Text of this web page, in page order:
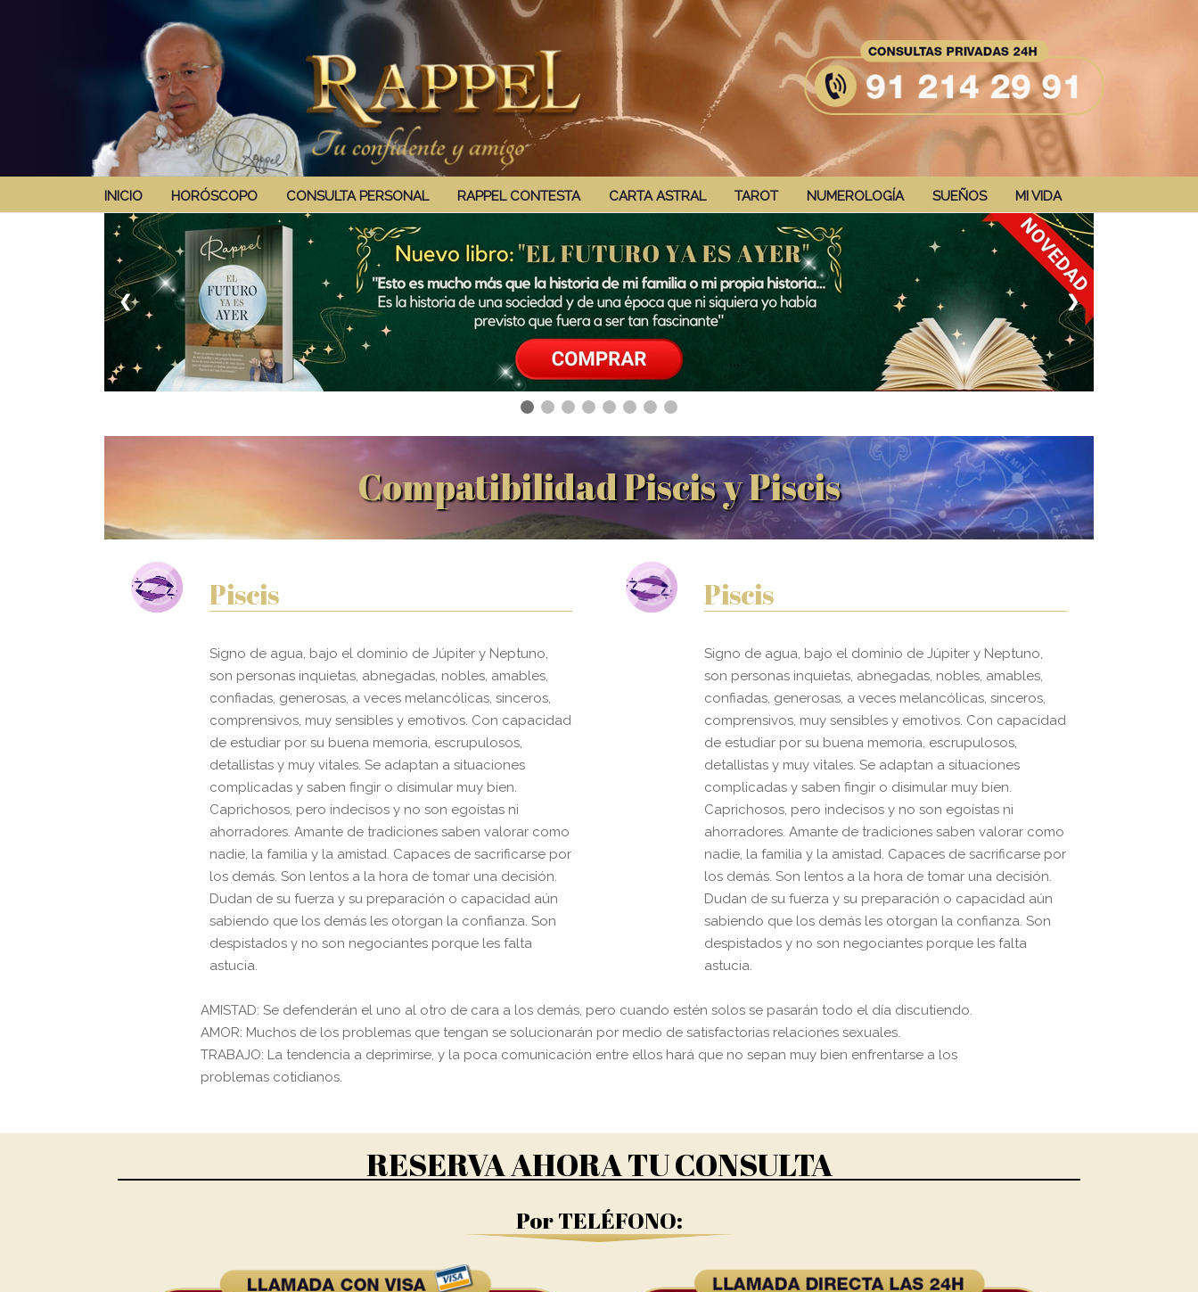
INICIO HORÓSCOPO CONSULTA PERSONAL RAPPEL CONTESTA CARTA ASTRAL TAROT NUMEROLOGÍA SUEÑOS MI VIDA
❮ ❯
Compatibilidad Piscis y Piscis
Piscis
Signo de agua, bajo el dominio de Júpiter y Neptuno,
son personas inquietas, abnegadas, nobles, amables,
confiadas, generosas, a veces melancólicas, sinceros,
comprensivos, muy sensibles y emotivos. Con capacidad
de estudiar por su buena memoria, escrupulosos,
detallistas y muy vitales. Se adaptan a situaciones
complicadas y saben fingir o disimular muy bien.
Caprichosos, pero indecisos y no son egoístas ni
ahorradores. Amante de tradiciones saben valorar como
nadie, la familia y la amistad. Capaces de sacrificarse por
los demás. Son lentos a la hora de tomar una decisión.
Dudan de su fuerza y su preparación o capacidad aún
sabiendo que los demás les otorgan la confianza. Son
despistados y no son negociantes porque les falta
astucia.
Piscis
Signo de agua, bajo el dominio de Júpiter y Neptuno,
son personas inquietas, abnegadas, nobles, amables,
confiadas, generosas, a veces melancólicas, sinceros,
comprensivos, muy sensibles y emotivos. Con capacidad
de estudiar por su buena memoria, escrupulosos,
detallistas y muy vitales. Se adaptan a situaciones
complicadas y saben fingir o disimular muy bien.
Caprichosos, pero indecisos y no son egoístas ni
ahorradores. Amante de tradiciones saben valorar como
nadie, la familia y la amistad. Capaces de sacrificarse por
los demás. Son lentos a la hora de tomar una decisión.
Dudan de su fuerza y su preparación o capacidad aún
sabiendo que los demás les otorgan la confianza. Son
despistados y no son negociantes porque les falta
astucia.
AMISTAD: Se defenderán el uno al otro de cara a los demás, pero cuando estén solos se pasarán todo el día discutiendo.
AMOR: Muchos de los problemas que tengan se solucionarán por medio de satisfactorias relaciones sexuales.
TRABAJO: La tendencia a deprimirse, y la poca comunicación entre ellos hará que no sepan muy bien enfrentarse a los
problemas cotidianos.
RESERVA AHORA TU CONSULTA
Por TELÉFONO: